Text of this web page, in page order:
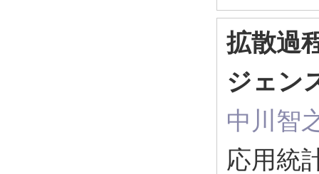
拡散過
ジェン
中川智
応用統